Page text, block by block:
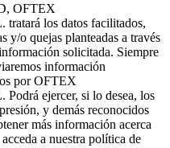
OFTEX
los datos facilitados,
y/o quejas planteadas a través
solicitada. Siempre
información
por OFTEX
ejercer, si lo desea, los
y demás reconocidos
más información acerca
a nuestra política de